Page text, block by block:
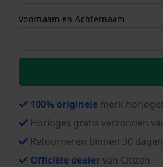
Voornaam en Achternaam
100% originele merk
Horloges gratis verzonden
Retourneren binnen 30 dagen
Officiële dealervan Citizen